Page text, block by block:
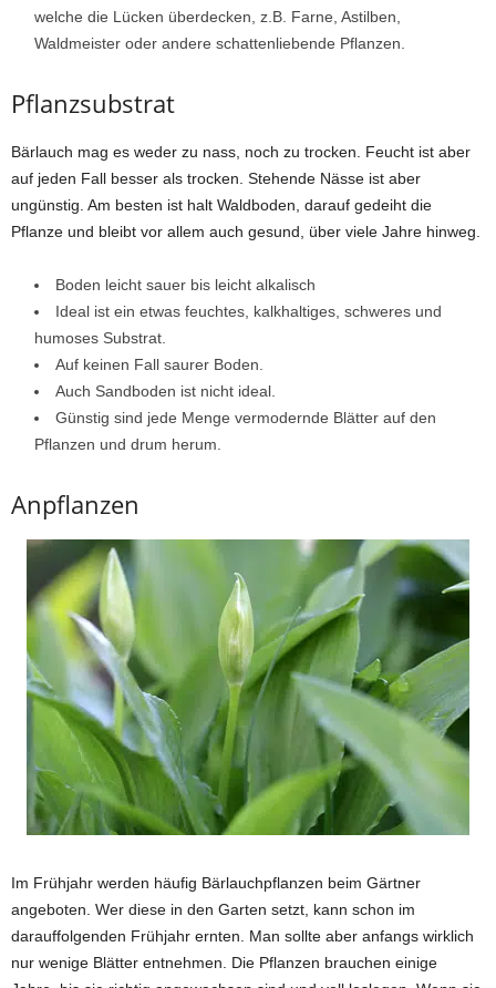
welche die Lücken überdecken, z.B. Farne, Astilben,
Waldmeister oder andere schattenliebende Pflanzen.
Pflanzsubstrat
Bärlauch mag es weder zu nass, noch zu trocken. Feucht ist aber
auf jeden Fall besser als trocken. Stehende Nässe ist aber
ungünstig. Am besten ist halt Waldboden, darauf gedeiht die
Pflanze und bleibt vor allem auch gesund, über viele Jahre hinweg.
Boden leicht sauer bis leicht alkalisch
Ideal ist ein etwas feuchtes, kalkhaltiges, schweres und
humoses Substrat.
Auf keinen Fall saurer Boden.
Auch Sandboden ist nicht ideal.
Günstig sind jede Menge vermodernde Blätter auf den
Pflanzen und drum herum.
Anpflanzen
Im Frühjahr werden häufig Bärlauchpflanzen beim Gärtner
angeboten. Wer diese in den Garten setzt, kann schon im
darauffolgenden Frühjahr ernten. Man sollte aber anfangs wirklich
nur wenige Blätter entnehmen. Die Pflanzen brauchen einige